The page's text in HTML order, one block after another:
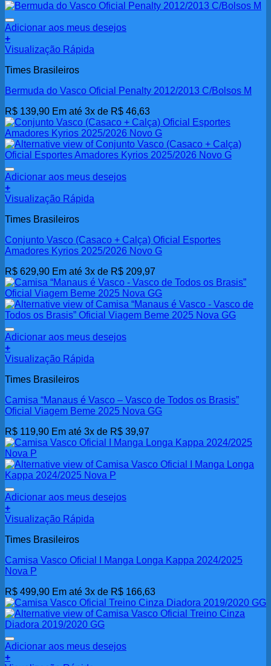
Adicionar aos meus desejos
+
Visualização Rápida
Times Brasileiros
Bermuda do Vasco Oficial Penalty 2012/2013 C/Bolsos M
R$ 139,90 Em até 3x de R$ 46,63
Adicionar aos meus desejos
+
Visualização Rápida
Times Brasileiros
Conjunto Vasco (Casaco + Calça) Oficial Esportes
Amadores Kyrios 2025/2026 Novo G
R$ 629,90 Em até 3x de R$ 209,97
Adicionar aos meus desejos
+
Visualização Rápida
Times Brasileiros
Camisa “Manaus é Vasco – Vasco de Todos os Brasis”
Oficial Viagem Beme 2025 Nova GG
R$ 119,90 Em até 3x de R$ 39,97
Adicionar aos meus desejos
+
Visualização Rápida
Times Brasileiros
Camisa Vasco Oficial I Manga Longa Kappa 2024/2025
Nova P
R$ 499,90 Em até 3x de R$ 166,63
Adicionar aos meus desejos
+